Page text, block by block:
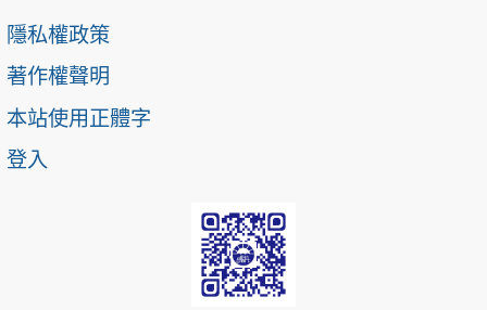
隱私權政策
著作權聲明
本站使用正體字
登入